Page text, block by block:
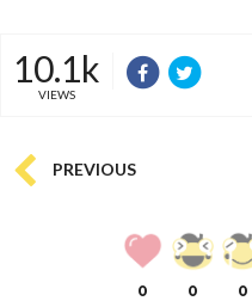
10.1k
VIEWS
PREVIOUS
0 0 0